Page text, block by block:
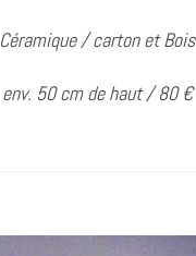
Céramique / carton et Bois
env. 50 cm de haut / 80 €